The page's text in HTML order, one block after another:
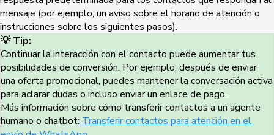
mensaje (por ejemplo, un aviso sobre el horario de atención o
instrucciones sobre los siguientes pasos).
💡 Tip:
Continuar la interacción con el contacto puede aumentar tus
posibilidades de conversión. Por ejemplo, después de enviar
una oferta promocional, puedes mantener la conversación activa
para aclarar dudas o incluso enviar un enlace de pago.
Más información sobre cómo transferir contactos a un agente
humano o chatbot: Transferir contactos para atención en el